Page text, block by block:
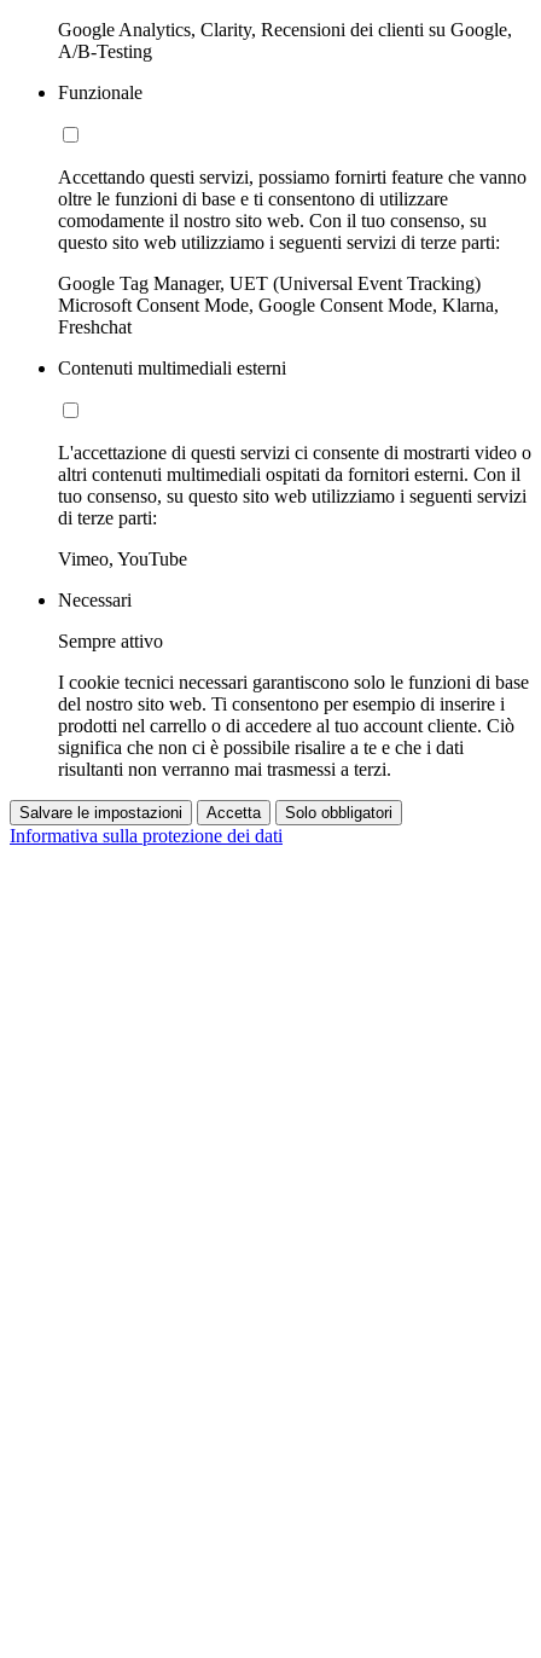
Google Analytics, Clarity, Recensioni dei clienti su Google,
A/B-Testing
Funzionale
Accettando questi servizi, possiamo fornirti feature che vanno
oltre le funzioni di base e ti consentono di utilizzare
comodamente il nostro sito web. Con il tuo consenso, su
questo sito web utilizziamo i seguenti servizi di terze parti:
Google Tag Manager, UET (Universal Event Tracking)
Microsoft Consent Mode, Google Consent Mode, Klarna,
Freshchat
Contenuti multimediali esterni
L'accettazione di questi servizi ci consente di mostrarti video o
altri contenuti multimediali ospitati da fornitori esterni. Con il
tuo consenso, su questo sito web utilizziamo i seguenti servizi
di terze parti:
Vimeo, YouTube
Necessari
Sempre attivo
I cookie tecnici necessari garantiscono solo le funzioni di base
del nostro sito web. Ti consentono per esempio di inserire i
prodotti nel carrello o di accedere al tuo account cliente. Ciò
significa che non ci è possibile risalire a te e che i dati
risultanti non verranno mai trasmessi a terzi.
Salvare le impostazioni Accetta Solo obbligatori
Informativa sulla protezione dei dati